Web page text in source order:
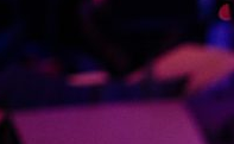
SVERIGES STÖRSTA LAN